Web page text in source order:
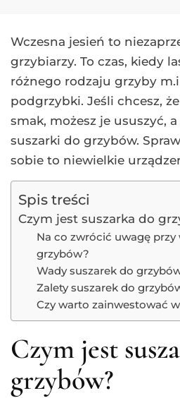
Wczesna jesień to
grzybiarzy. To czas, kiedy
różnego rodzaju grzyby
podgrzybki. Jeśli chcesz,
smak, możesz je ususzyć,
suszarki do grzybów.
sobie to niewielkie
Spis treści
Czym jest suszarka do
Na co zwrócić uwagę przy
grzybów?
Wady suszarek do
Zalety suszarek do
Czy warto zainwestować
Czym jest
grzybów?